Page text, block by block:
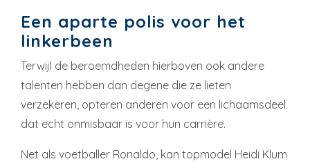
Een aparte polis voor het
linkerbeen
Terwijl de beroemdheden hierboven ook andere
talenten hebben dan degene die ze lieten
verzekeren, opteren anderen voor een lichaamsdeel
dat echt onmisbaar is voor hun carrière.
Net als voetballer Ronaldo, kan topmodel Heidi Klum